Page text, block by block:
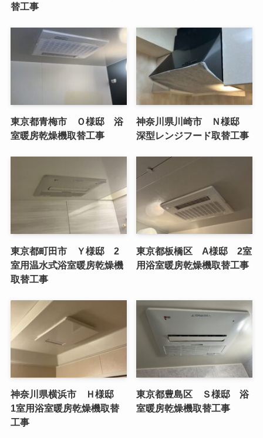
替工事
東京都青梅市 Ｏ様邸 浴
室暖房乾燥機取替工事
神奈川県川崎市 Ｎ様邸
深型レンジフード取替工事
東京都町田市 Ｙ様邸 2
室用温水式浴室暖房乾燥機
取替工事
東京都板橋区 A様邸 2室
用浴室暖房乾燥機取替工事
神奈川県横浜市 Ｈ様邸
1室用浴室暖房乾燥機取替
工事
東京都豊島区 Ｓ様邸 浴
室暖房乾燥機取替工事